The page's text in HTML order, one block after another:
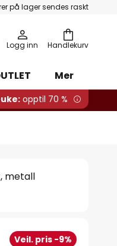
på lager sendes raskt
Handlekurv
Logg inn
Mer
opptil 70 %
metall
Veil. pris -9%